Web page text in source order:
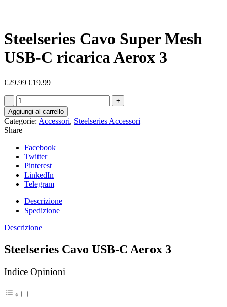
Steelseries Cavo Super Mesh
USB-C ricarica Aerox 3
€29.99 Il
era:
€29.99.
€19.99Il
è:
€19.99.
Quantità
Aggiungi al carrello
Categorie: Accessori, Steelseries Accessori
Share
Facebook
Twitter
Pinterest
LinkedIn
Telegram
Descrizione
Spedizione
Descrizione
Steelseries Cavo USB-C Aerox 3
Indice Opinioni